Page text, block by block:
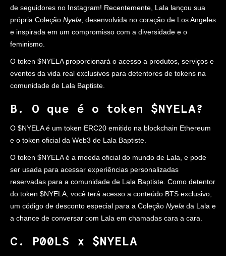
de seguidores no Instagram! Recentemente, Lala lançou sua
própria Coleção Nyela , desenvolvida no coração de Los Angeles
e inspirada em um compromisso com a diversidade e o
feminismo.
O token $NYELA proporcionará o acesso a produtos, serviços e
eventos da vida real exclusivos para detentores de tokens na
comunidade de Lala Baptiste.
B. O que é o token $NYELA?
O $NYELA é um token ERC20 emitido na blockchain Ethereum
e o token oficial da Web3 de Lala Baptiste.
O token $NYELA é a moeda oficial do mundo de Lala, e pode
ser usada para acessar experiências personalizadas
reservadas para a comunidade de Lala Baptiste. Como detentor
do token $NYELA, você terá acesso a conteúdo BTS exclusivo,
um código de desconto especial para a Coleção Nyela da Lala e
a chance de conversar com Lala em chamadas cara a cara.
C. P00LS x $NYELA